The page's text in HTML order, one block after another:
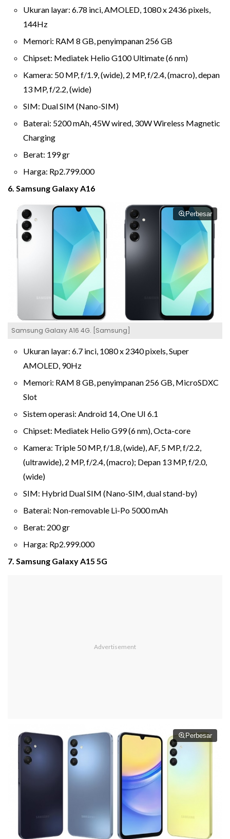
Ukuran layar: 6.78 inci, AMOLED, 1080 x 2436 pixels,
144Hz
Memori: RAM 8 GB, penyimpanan 256 GB
Chipset: Mediatek Helio G100 Ultimate (6 nm)
Kamera: 50 MP, f/1.9, (wide), 2 MP, f/2.4, (macro), depan
13 MP, f/2.2, (wide)
SIM: Dual SIM (Nano-SIM)
Baterai: 5200 mAh, 45W wired, 30W Wireless Magnetic
Charging
Berat: 199 gr
Harga: Rp2.799.000
6. Samsung Galaxy A16
Perbesar
Samsung Galaxy A16 4G. [Samsung]
Ukuran layar: 6.7 inci, 1080 x 2340 pixels, Super
AMOLED, 90Hz
Memori: RAM 8 GB, penyimpanan 256 GB, MicroSDXC
Slot
Sistem operasi: Android 14, One UI 6.1
Chipset: Mediatek Helio G99 (6 nm), Octa-core
Kamera: Triple 50 MP, f/1.8, (wide), AF, 5 MP, f/2.2,
(ultrawide), 2 MP, f/2.4, (macro); Depan 13 MP, f/2.0,
(wide)
SIM: Hybrid Dual SIM (Nano-SIM, dual stand-by)
Baterai: Non-removable Li-Po 5000 mAh
Berat: 200 gr
Harga: Rp2.999.000
7. Samsung Galaxy A15 5G
Perbesar